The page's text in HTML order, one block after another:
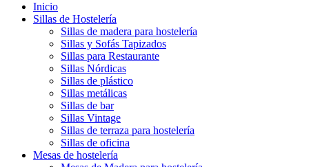
Inicio
Sillas de Hostelería
Sillas de madera para hostelería
Sillas y Sofás Tapizados
Sillas para Restaurante
Sillas Nórdicas
Sillas de plástico
Sillas metálicas
Sillas de bar
Sillas Vintage
Sillas de terraza para hostelería
Sillas de oficina
Mesas de hostelería